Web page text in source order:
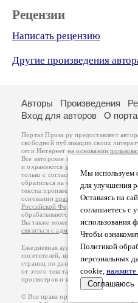
Рецензии
Написать рецензию
Другие произведения
Мы используем
для улучшения
Оставаясь на
соглашаетесь с
использования
Чтобы
Политикой
персональных
cookie, нажмите
Соглашаюсь
Авторы Произведения
Вход для авторов
О
Портал Проза.ру предоставляет
свободной публикации своих
сети Интернет на основании
Все авторские права на произведения
и охраняются законом
. Перепечатка
только с согласия его автора, к
обратиться на его авторской
тексты произведений авторы несут
основанииправил публикациии
Российской Федерации
обрабатываются на основании
Вы также можете посмотреть более
связаться с администрацией
Ежедневная аудитория портала
посетителей, которые в общей сумме
страниц по данным счетчика
от этого текста. В каждой графе
просмотров и количество посетителей.
© Все права принадлежат авторам,